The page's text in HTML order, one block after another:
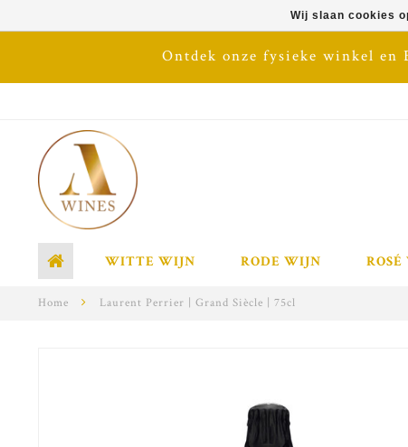
Ontdek onze fysieke winkel en
WITTE WIJN RODE WIJN
Home Laurent Perrier | Grand Siècle | 75cl
Wij slaan cookies